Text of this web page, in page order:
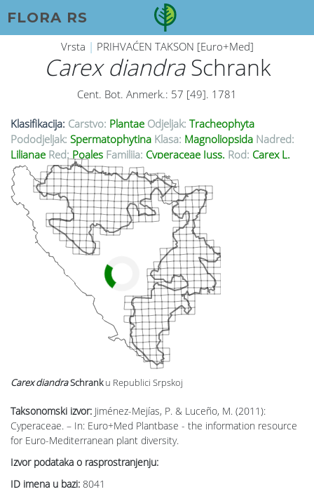
FLORA RS
Vrsta | PRIHVAĆEN TAKSON [Euro+Med]
Carex diandraSchrank
Cent. Bot. Anmerk.: 57 [49]. 1781
Klasifikacija: Carstvo: Plantae Odjeljak: Tracheophyta
Pododjeljak: Spermatophytina Klasa: Magnoliopsida Nadred:
Lilianae Red: Poales Familija: Cyperaceae Juss. Rod: Carex L.
Taksonomski izvor: Jiménez-Mejías, P. & Luceño, M. (2011):
Cyperaceae. – In: Euro+Med Plantbase - the information resource
for Euro-Mediterranean plant diversity.
Izvor podataka o rasprostranjenju:
ID imena u bazi: 8041
Carex diandraSchrank u Republici Srpskoj